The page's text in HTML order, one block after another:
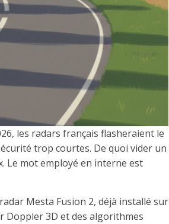
les radars français flasheraient le
trop courtes. De quoi vider un
Le mot employé en interne est
Mesta Fusion 2, déjà installé sur
Doppler 3D et des algorithmes